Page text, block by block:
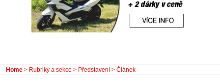
- Bleskovky
- Život řidiče
Home > Rubriky a sekce > Představení > Článek